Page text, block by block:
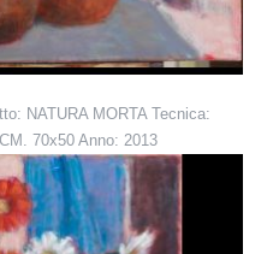
NATURA MORTA Tecnica:
70x50 Anno: 2013